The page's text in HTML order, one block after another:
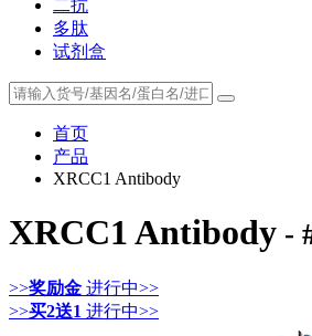
二抗
多肽
试剂盒
首页
产品
XRCC1 Antibody
XRCC1 Antibody -
>>奖励金 进行中>>
>>买2送1 进行中>>